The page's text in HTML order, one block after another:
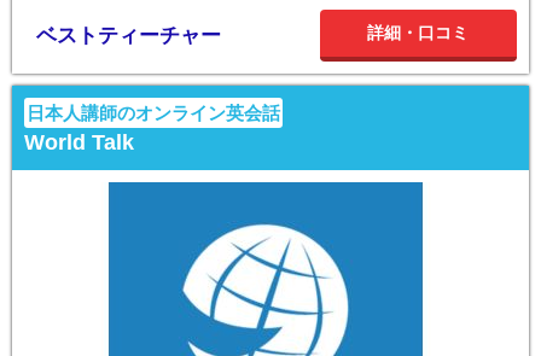
ベストティーチャー 詳細・口コミ
日本人講師のオンライン英会話
World Talk